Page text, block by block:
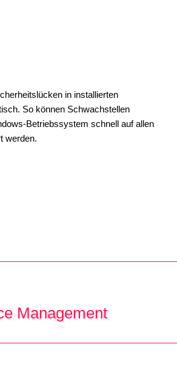
in installierten
So können Schwachstellen
Betriebssystem schnell auf allen
werden.
Management